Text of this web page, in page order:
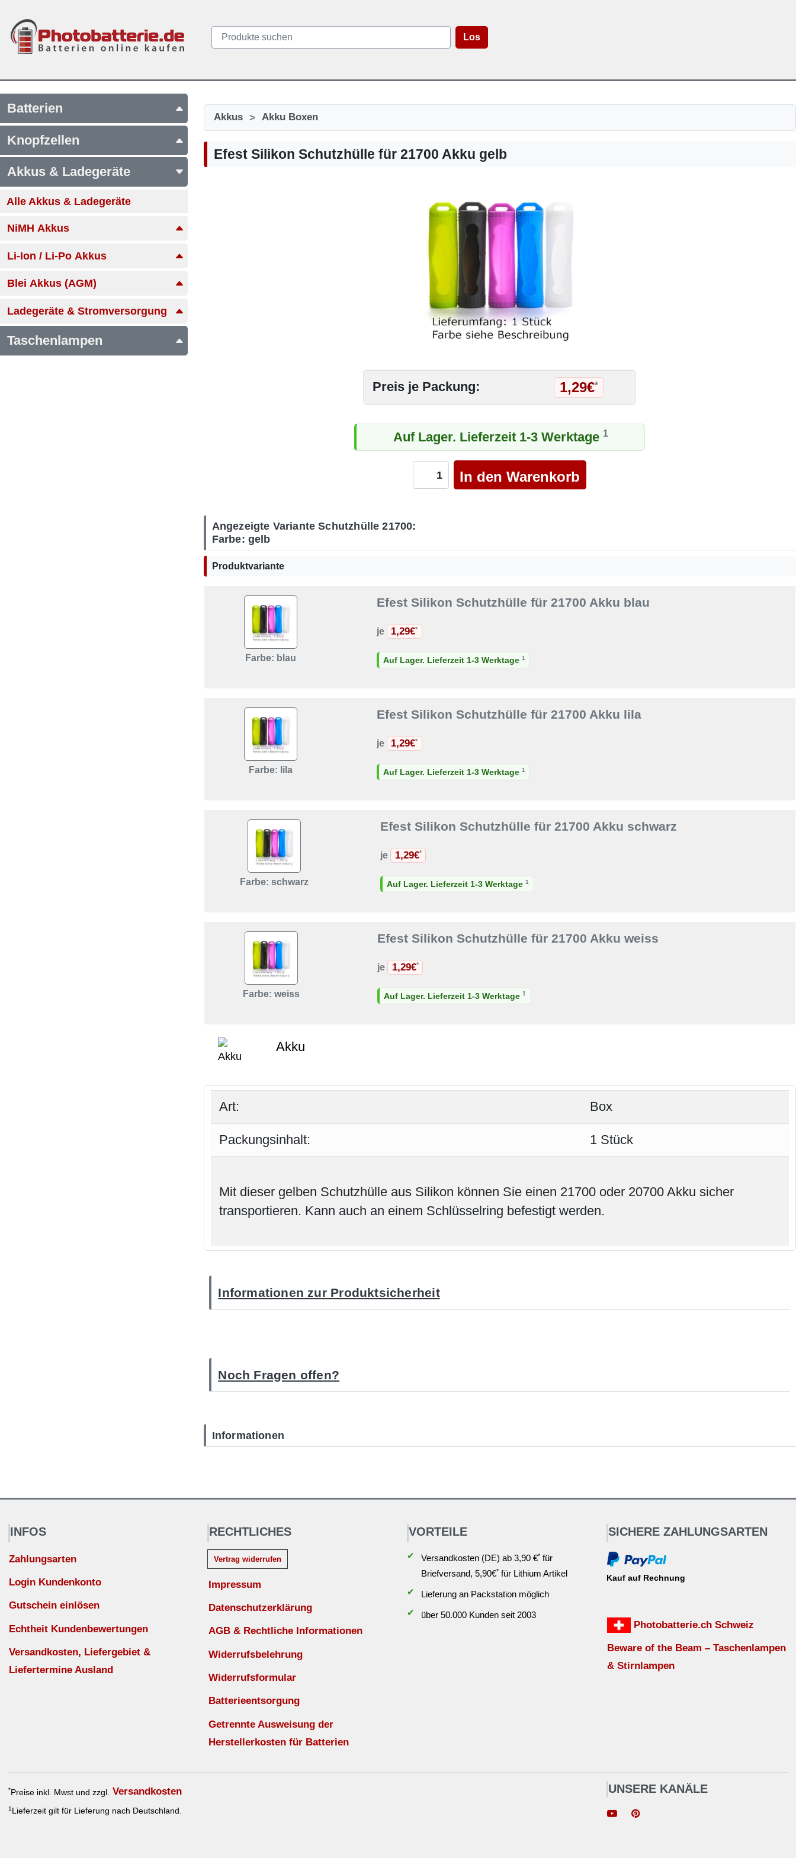
Los
Batterien
Knopfzellen
Akkus & Ladegeräte
Alle Akkus & Ladegeräte
NiMH Akkus
Li-Ion / Li-Po Akkus
Blei Akkus (AGM)
Ladegeräte & Stromversorgung
Taschenlampen
Akkus > Akku Boxen
Efest Silikon Schutzhülle für 21700 Akku gelb
Preis je Packung: 1,29€*
Auf Lager. Lieferzeit 1-3 Werktage 1
Angezeigte Variante Schutzhülle 21700:
Farbe: gelb
Produktvariante
Farbe: blau
Efest Silikon Schutzhülle für 21700 Akku blau
je 1,29€*
Auf Lager. Lieferzeit 1-3 Werktage 1
Farbe: lila
Efest Silikon Schutzhülle für 21700 Akku lila
je 1,29€*
Auf Lager. Lieferzeit 1-3 Werktage 1
Farbe: schwarz
Efest Silikon Schutzhülle für 21700 Akku schwarz
je 1,29€*
Auf Lager. Lieferzeit 1-3 Werktage1
Farbe: weiss
Efest Silikon Schutzhülle für 21700 Akku weiss
je 1,29€*
Auf Lager. Lieferzeit 1-3 Werktage1
Akku
Art: Box
Packungsinhalt: 1 Stück
Mit dieser gelben Schutzhülle aus Silikon können Sie einen 21700 oder 20700 Akku sicher
transportieren. Kann auch an einem Schlüsselring befestigt werden.
Informationen zur Produktsicherheit
Noch Fragen offen?
Informationen
INFOS
Zahlungsarten
Login Kundenkonto
Gutschein einlösen
Echtheit Kundenbewertungen
Versandkosten, Liefergebiet &
Liefertermine Ausland
RECHTLICHES
Vertrag widerrufen
Impressum
Datenschutzerklärung
AGB & Rechtliche Informationen
Widerrufsbelehrung
Widerrufsformular
Batterieentsorgung
Getrennte Ausweisung der
Herstellerkosten für Batterien
VORTEILE
✔ Versandkosten (DE) ab 3,90 €* für
Briefversand, 5,90€* für Lithium Artikel
✔
Lieferung an Packstation möglich
✔
über 50.000 Kunden seit 2003
SICHERE ZAHLUNGSARTEN
Kauf auf Rechnung
Photobatterie.ch Schweiz
Beware of the Beam – Taschenlampen
& Stirnlampen
*Preise inkl. Mwst und zzgl. Versandkosten
1 Lieferzeit gilt für Lieferung nach Deutschland.
UNSERE KANÄLE